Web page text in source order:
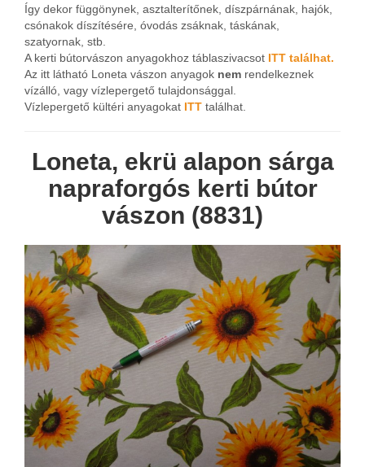
Így dekor függönynek, asztalterítőnek, díszpárnának, hajók,
csónakok díszítésére, óvodás zsáknak, táskának,
szatyornak, stb.
A kerti bútorvászon anyagokhoz táblaszivacsot ITT találhat.
Az itt látható Loneta vászon anyagok nem rendelkeznek
vízálló, vagy vízlepergető tulajdonsággal.
Vízlepergető kültéri anyagokat ITT találhat.
Loneta, ekrü alapon sárga
napraforgós kerti bútor
vászon (8831)